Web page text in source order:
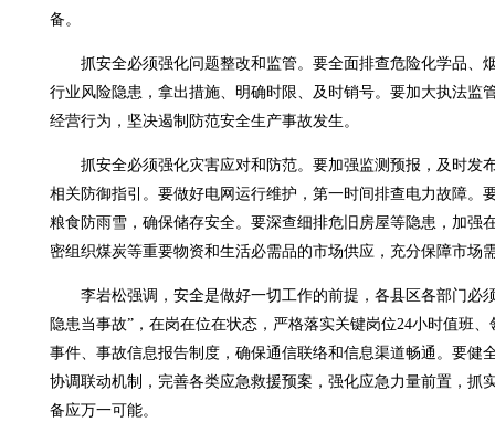
备。
抓安全必须强化问题整改和监管。要全面排查危险化学品、
行业风险隐患，拿出措施、明确时限、及时销号。要加大执法监
经营行为，坚决遏制防范安全生产事故发生。
抓安全必须强化灾害应对和防范。要加强监测预报，及时发
相关防御指引。要做好电网运行维护，第一时间排查电力故障。
粮食防雨雪，确保储存安全。要深查细排危旧房屋等隐患，加强
密组织煤炭等重要物资和生活必需品的市场供应，充分保障市场
李岩松强调，安全是做好一切工作的前提，各县区各部门必
隐患当事故”，在岗在位在状态，严格落实关键岗位24小时值班
事件、事故信息报告制度，确保通信联络和信息渠道畅通。要健
协调联动机制，完善各类应急救援预案，强化应急力量前置，抓
备应万一可能。